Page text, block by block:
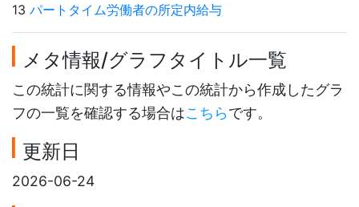
13 パートタイム労働者の所定内給与
メタ情報/グラフタイトル一覧
この統計に関する情報やこの統計から作成したグラ
フの一覧を確認する場合はこちらです。
更新日
2026-06-24